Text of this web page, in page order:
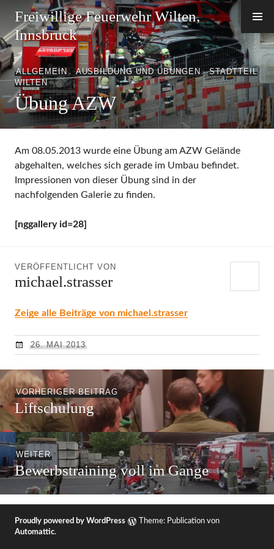
Inhalt
springen
Freiwillige Feuerwehr Wilten,
Innsbruck
ALLGEMEIN ,AUSBILDUNG UND ÜBUNGEN,STADTTEIL
WILTEN
Übung AZW
Am 08.05.2013 wurde eine Übung am AZW Gelände
abgehalten, welches sich gerade im Umbau befindet.
Impressionen von dieser Übung sind in der
nachfolgenden Galerie zu finden.
[nggallery id=28]
VERÖFFENTLICHT VON
michael.strasser
Zeige alle Beiträge von michael.strasser
26. MAI 2013
Beitragsnavigation
VORHERIGER BEITRAGVorheriger
Beitrag:
Liftschulung
WEITER Nächster
Beitrag:
Bewerbstraining voll im Gange
Proudly powered by WordPress
Theme: Publication von
Automattic.